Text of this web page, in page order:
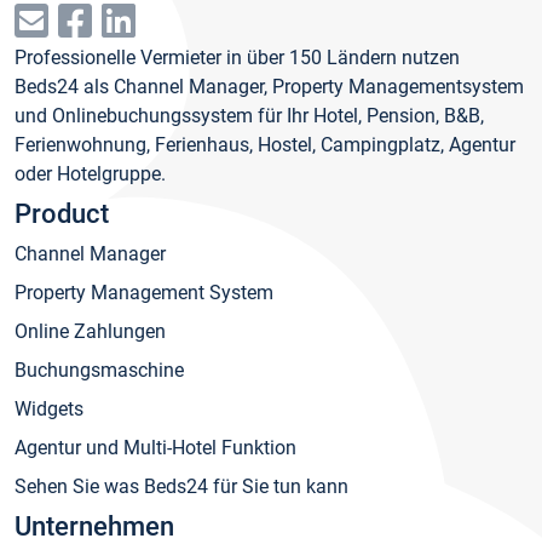
Professionelle Vermieter in über 150 Ländern nutzen
Beds24 als Channel Manager, Property Managementsystem
und Onlinebuchungssystem für Ihr Hotel, Pension, B&B,
Ferienwohnung, Ferienhaus, Hostel, Campingplatz, Agentur
oder Hotelgruppe.
Product
Channel Manager
Property Management System
Online Zahlungen
Buchungsmaschine
Widgets
Agentur und Multi-Hotel Funktion
Sehen Sie was Beds24 für Sie tun kann
Unternehmen